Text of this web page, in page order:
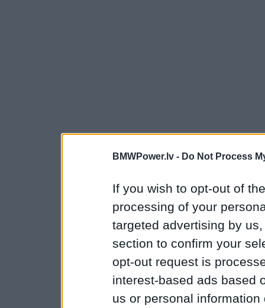
BMWPower.lv - Do Not Process
If you wish to opt-out of
processing of your
targeted advertising by
section to confirm your
opt-out request is
interest-based ads based
us or personal